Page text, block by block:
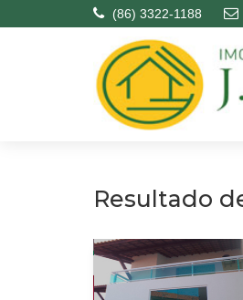
(86) 3322-1188
Resultado